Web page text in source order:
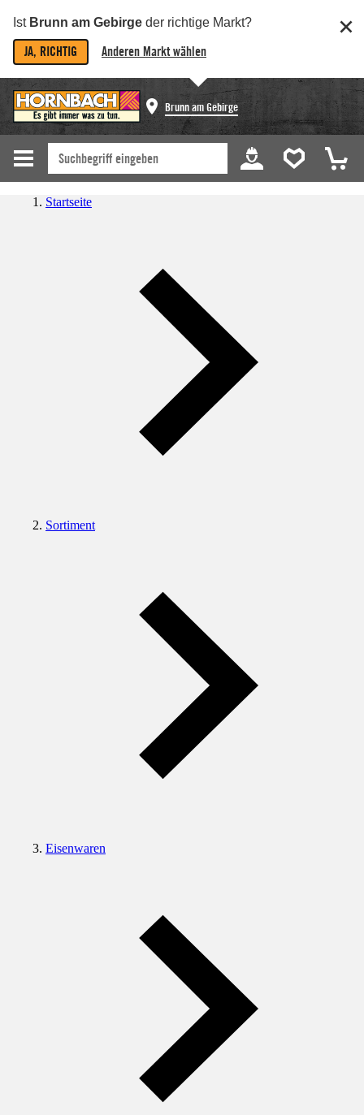
Ist Brunn am Gebirge der richtige Markt?
JA, RICHTIG Anderen Markt wählen
Brunn am Gebirge
Startseite
Sortiment
Eisenwaren